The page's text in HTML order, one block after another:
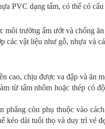
PVC dạng tấm, có thể có
môi trường ẩm ướt và chống
các vật liệu như gỗ, nhựa và
cao, chịu được va đập và ăn
từ tấm nhôm hoặc thép có
phẳng còn phụ thuộc vào
kéo dài tuổi thọ và duy trì vẻ